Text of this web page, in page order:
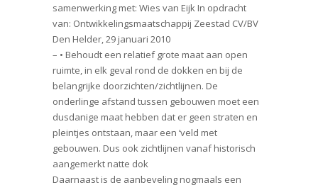
samenwerking met: Wies van Eijk In opdracht
van: Ontwikkelingsmaatschappij Zeestad CV/BV
Den Helder, 29 januari 2010
– • Behoudt een relatief grote maat aan open
ruimte, in elk geval rond de dokken en bij de
belangrijke doorzichten/zichtlijnen. De
onderlinge afstand tussen gebouwen moet een
dusdanige maat hebben dat er geen straten en
pleintjes ontstaan, maar een ‘veld met
gebouwen. Dus ook zichtlijnen vanaf historisch
aangemerkt natte dok
Daarnaast is de aanbeveling nogmaals een